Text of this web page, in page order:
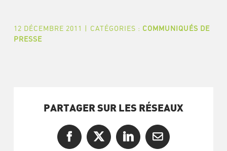
12 DÉCEMBRE 2011 | CATÉGORIES : COMMUNIQUÉS DE
PRESSE
PARTAGER SUR LES RÉSEAUX
Facebook
X LinkedInCourriel